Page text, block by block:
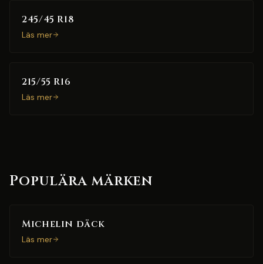
245/45 R18
Läs mer
215/55 R16
Läs mer
Populära märken
Michelin däck
Läs mer